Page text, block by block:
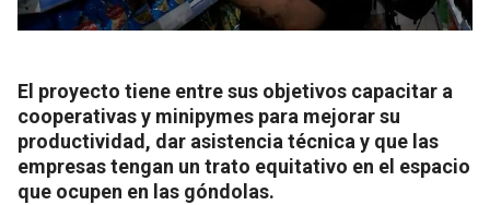
El proyecto tiene entre sus objetivos capacitar a
cooperativas y minipymes para mejorar su
productividad, dar asistencia técnica y que las
empresas tengan un trato equitativo en el espacio
que ocupen en las góndolas.